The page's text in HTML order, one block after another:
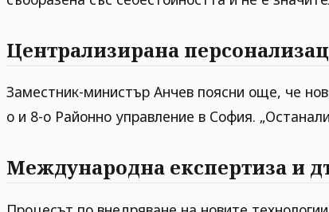
Централизирана
Заместник-министър Анчев поясни още, че
о и 8-о Районно управление в София.
Международна експертиза и